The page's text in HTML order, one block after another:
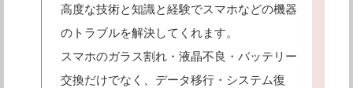
高度な技術と知識と経験でスマホなどの機器
のトラブルを解決してくれます。
スマホのガラス割れ・液晶不良・バッテリー
交換だけでなく、データ移行・システム復